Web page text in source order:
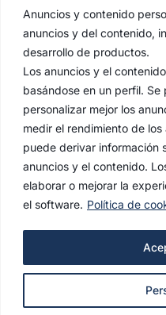
Anuncios y contenido
anuncios y del contenido,
desarrollo de productos.
Los anuncios y el
basándose en un perfil.
personalizar mejor los
medir el rendimiento de
puede derivar información
anuncios y el contenido.
elaborar o mejorar la
el software. Política de
POLÍTICA